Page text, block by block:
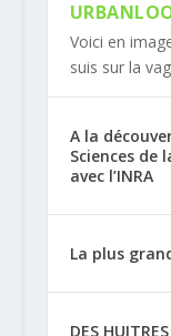
Voici en
suis sur la
A la
Sciences de
avec l’INRA
La plus
DES